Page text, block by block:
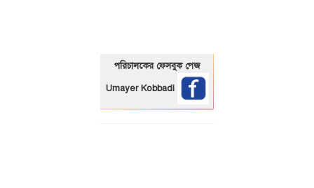
পরিচালকের ফেসবুক পেজ
Umayer Kobbadi